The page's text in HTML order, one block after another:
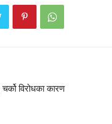
विरोधका कारण